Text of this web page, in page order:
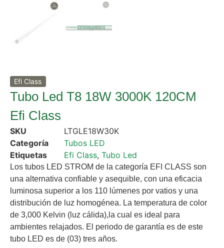
Efi Class
Tubo Led T8 18W 3000K 120CM
Efi Class
SKU
LTGLE18W30K
Categoría
Tubos LED
Etiquetas
Efi Class, Tubo Led
Los tubos LED STROM de la categoría EFI CLASS son
una alternativa confiable y asequible, con una eficacia
luminosa superior a los 110 lúmenes por vatios y una
distribución de luz homogénea. La temperatura de color
de 3,000 Kelvin (luz cálida),la cual es ideal para
ambientes relajados. El periodo de garantía es de este
tubo LED es de (03) tres años.